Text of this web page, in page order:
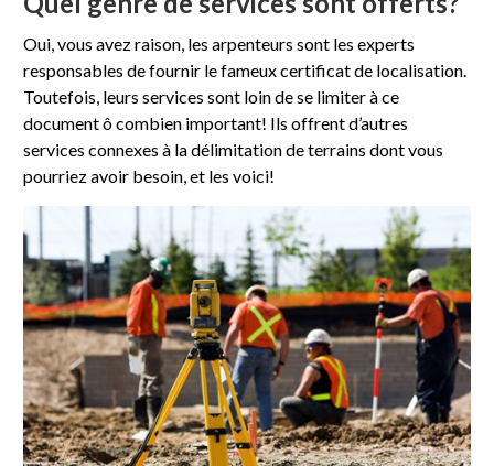
Oui, vous avez raison, les arpenteurs sont les experts
responsables de fournir le fameux certificat de localisation.
Toutefois, leurs services sont loin de se limiter à ce
document ô combien important! Ils offrent d’autres
services connexes à la délimitation de terrains dont vous
pourriez avoir besoin, et les voici!